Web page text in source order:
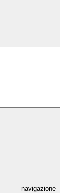
navigazione